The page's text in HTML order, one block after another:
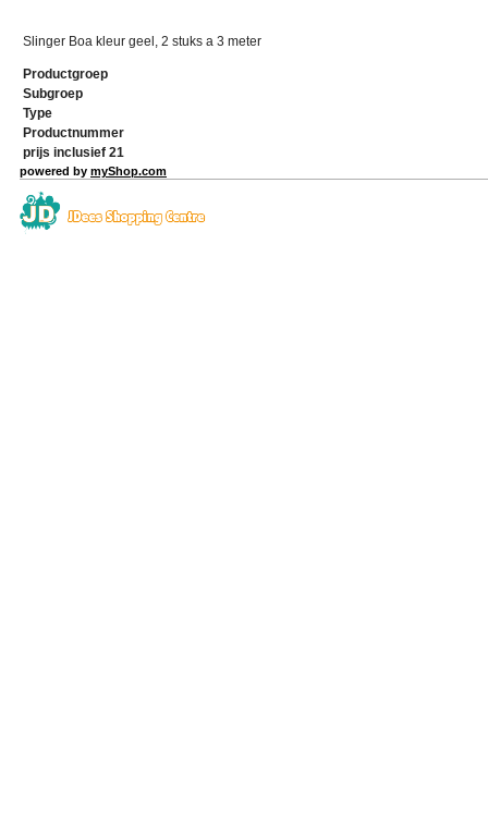
Slinger Boa kleur geel, 2 stuks a 3 meter
Productgroep
Subgroep
Type
Productnummer
prijs inclusief 21
powered by myShop.com